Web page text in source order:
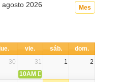
Mes
agosto 2026
vie. sáb.
dom.
30 31 1
2
10AM DIA NACIONAL DE LA